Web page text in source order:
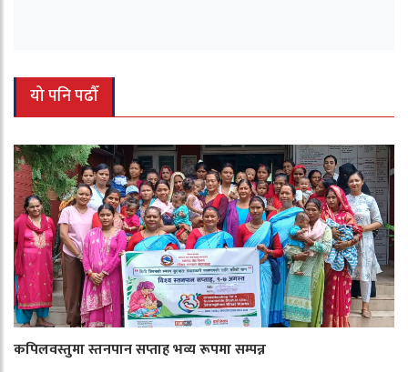
यो पनि पढौँ
कपिलवस्तुमा स्तनपान सप्ताह भव्य रूपमा सम्पन्न